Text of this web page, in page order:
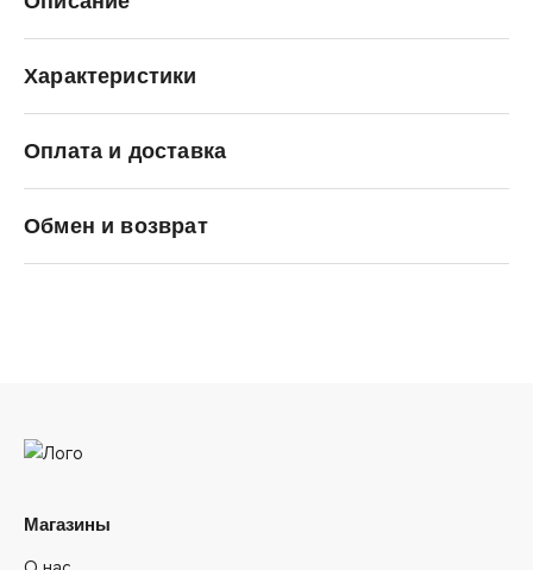
Характеристики
Оплата и доставка
Обмен и возврат
Магазины